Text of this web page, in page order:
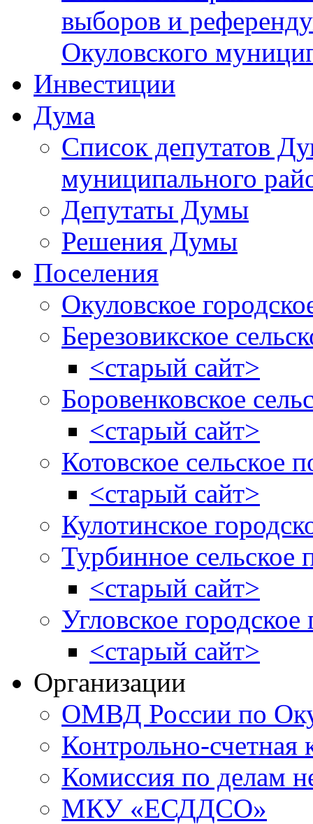
выборов и
Окуловского
Инвестиции
Дума
Список депутатов
муниципального
Депутаты Думы
Решения Думы
Поселения
Окуловское
Березовикское
<старый сайт>
Боровенковское
<старый сайт>
Котовское сельское
<старый сайт>
Кулотинское
Турбинное сельское
<старый сайт>
Угловское городское
<старый сайт>
Организации
ОМВД России по
Контрольно-счетная
Комиссия по делам
МКУ «ЕСДДСО»